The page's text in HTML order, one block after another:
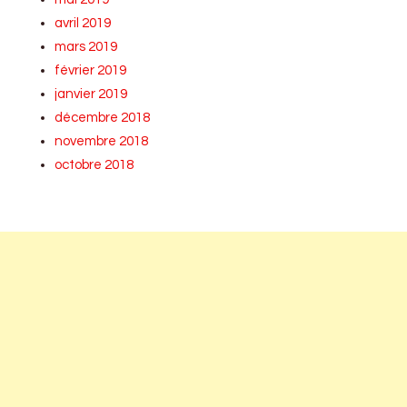
avril 2019
mars 2019
février 2019
janvier 2019
décembre 2018
novembre 2018
octobre 2018